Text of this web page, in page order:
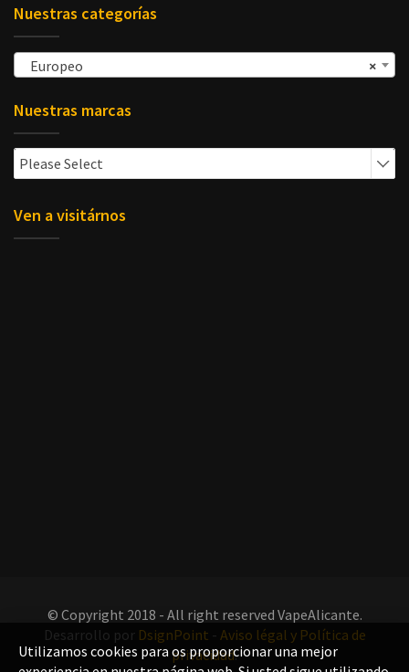
Nuestras categorías
×
Europeo
Nuestras marcas
Please Select
Ven a visitárnos
© Copyright 2018 - All right reserved VapeAlicante.
Desarrollo por DsignPoint - Aviso légal y Política de
privacidad.
Utilizamos cookies para os proporcionar una mejor